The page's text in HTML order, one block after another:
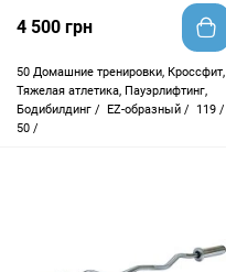
4 500 грн
50 Домашние тренировки, Кроссфит,
Тяжелая атлетика, Пауэрлифтинг,
Бодибилдинг / EZ-образный /
119 /
50 /